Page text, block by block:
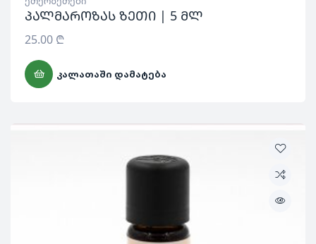
პალმაროზას ზეთი | 5 მლ
25.00 ₾
ᲙᲐᲚᲐᲗᲐᲨᲘ ᲓᲐᲛᲐᲢᲔᲑᲐ